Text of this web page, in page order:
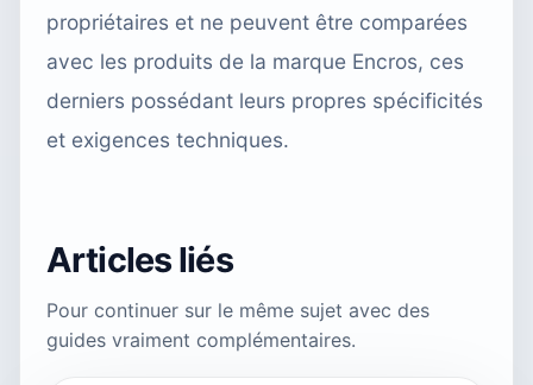
propriétaires et ne peuvent être comparées
avec les produits de la marque Encros, ces
derniers possédant leurs propres spécificités
et exigences techniques.
Articles liés
Pour continuer sur le même sujet avec des
guides vraiment complémentaires.